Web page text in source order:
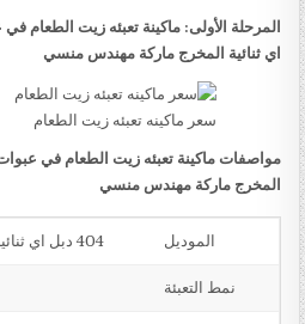
اي ثنائية المخرج ماركة مهندس منسي
سعر ماكينه تعبئه زيت الطعام
المخرج ماركة مهندس منسي
الموديل 404 دبل اي ثنائية المخرج ماركة مهندس منسي
نمط التعبئة